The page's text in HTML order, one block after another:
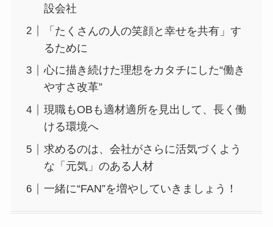
設会社
「たくさんの人の笑顔と幸せを共有」す
るために
心に描き続けた理想をカタチにした“働き
やすさ改革”
現職もOBも適材適所を見出して、長く働
ける環境へ
求めるのは、会社がさらに活気づくよう
な「元気」のある人材
一緒に“FAN”を増やしていきましょう！